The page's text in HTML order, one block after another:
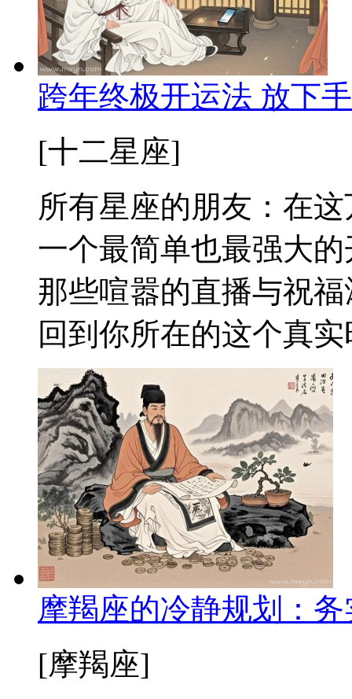
跨年终极开运法 放下
[十二星座]
所有星座的朋友：在
一个最简单也最强大
那些喧嚣的直播与祝
回到你所在的这个真
摩羯座的冷静规划：
[摩羯座]